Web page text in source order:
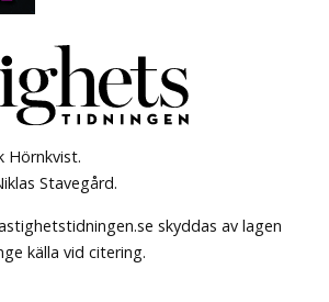
Hörnkvist.
Stavegård.
skyddas av lagen
källa vid citering.